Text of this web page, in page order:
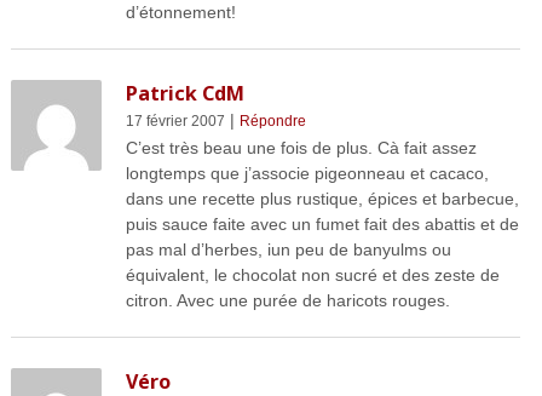
d’étonnement!
Patrick CdM
17 février 2007 | Répondre
C’est très beau une fois de plus. Cà fait assez
longtemps que j’associe pigeonneau et cacaco,
dans une recette plus rustique, épices et barbecue,
puis sauce faite avec un fumet fait des abattis et de
pas mal d’herbes, iun peu de banyulms ou
équivalent, le chocolat non sucré et des zeste de
citron. Avec une purée de haricots rouges.
Véro